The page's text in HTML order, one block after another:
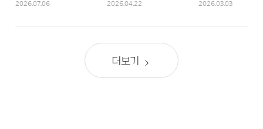
2026.07.06 2026.04.22 2026.03.03
더보기